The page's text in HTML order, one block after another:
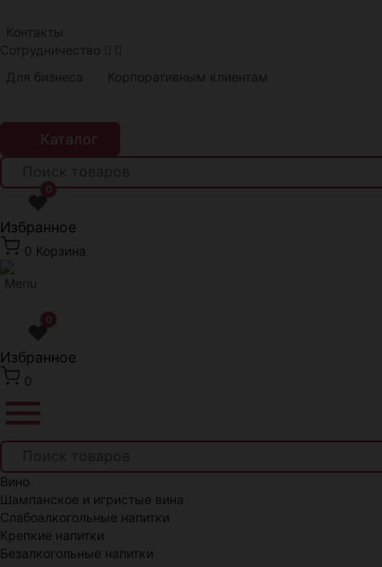
Контакты
Сотрудничество
Для бизнеса
Корпоративным клиентам
Каталог
❤
0
Избранное
0 Корзина
❤
0
Избранное
0
Вино
Шампанское и игристые вина
Слабоалкогольные напитки
Крепкие напитки
Безалкогольные напитки